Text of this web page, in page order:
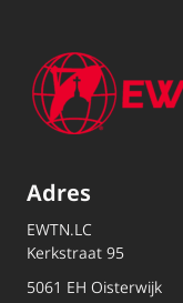
Adres
EWTN.LC
Kerkstraat 95
5061 EH Oisterwijk